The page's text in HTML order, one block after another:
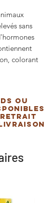
sans
colorant
ou
retrait
livraison